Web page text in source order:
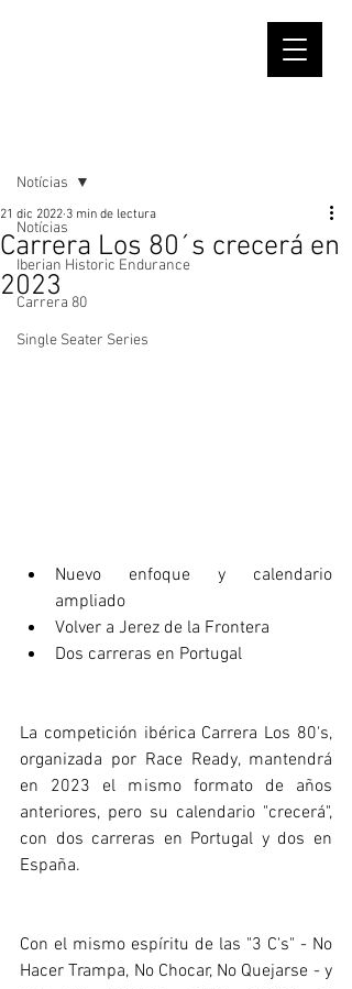
Notícias
Iberian Historic Endurance
Carrera 80
Single Seater Series
Notícias
Carrera Los 80´s crecerá en
2023
21 dic 2022 3 min de lectura
Nuevo enfoque y calendario
ampliado
Volver a Jerez de la Frontera
Dos carreras en Portugal
La competición ibérica Carrera Los 80's,
organizada por Race Ready, mantendrá
en 2023 el mismo formato de años
anteriores, pero su calendario "crecerá",
con dos carreras en Portugal y dos en
España.
Con el mismo espíritu de las "3 C's" - No
Hacer Trampa, No Chocar, No Quejarse - y